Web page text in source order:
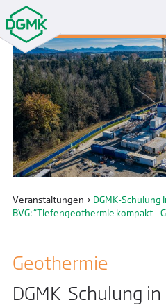
Veranstaltungen > DGMK-Schulung
BVG: “Tiefengeothermie kompakt –
Geothermie
DGMK-Schulung